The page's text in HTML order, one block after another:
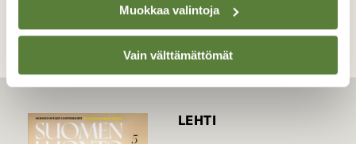
Muokkaa valintoja
Vain välttämättömät
LEHTI